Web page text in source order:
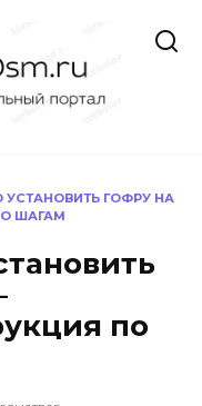
УСТАНОВИТЬ ГОФРУ НА
ШАГАМ
по